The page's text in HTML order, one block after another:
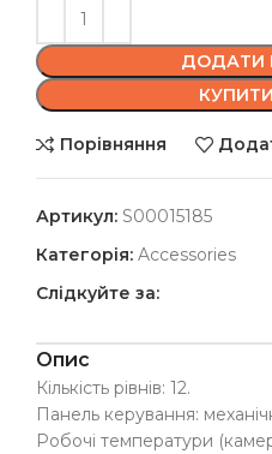
ДОДАТИ
Порівняння
Артикул: S00015185
Категорія: Accessories
Слідкуйте за:
Опис
Кількість рівнів: 12.
Панель керування:
Робочі температури